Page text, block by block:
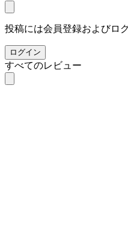
投稿には会員登録およびロ
ログイン
すべてのレビュー